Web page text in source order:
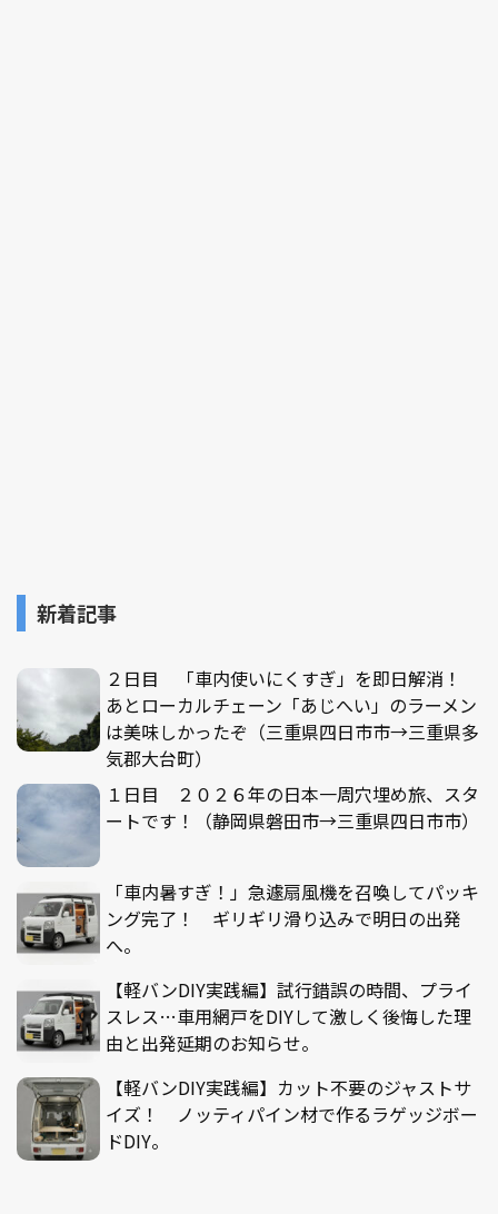
新着記事
２日目 「車内使いにくすぎ」を即日解消！
あとローカルチェーン「あじへい」のラーメン
は美味しかったぞ（三重県四日市市→三重県多
気郡大台町）
１日目 ２０２６年の日本一周穴埋め旅、スタ
ートです！（静岡県磐田市→三重県四日市市）
「車内暑すぎ！」急遽扇風機を召喚してパッキ
ング完了！ ギリギリ滑り込みで明日の出発
へ。
【軽バンDIY実践編】試行錯誤の時間、プライ
スレス…車用網戸をDIYして激しく後悔した理
由と出発延期のお知らせ。
【軽バンDIY実践編】カット不要のジャストサ
イズ！ ノッティパイン材で作るラゲッジボー
ドDIY。